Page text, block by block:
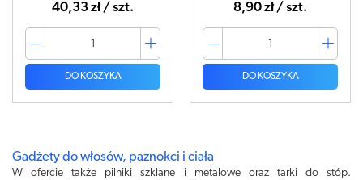
40,33 zł / szt.
DO KOSZYKA
8,90 zł / szt.
DO KOSZYKA
Gadżety do włosów, paznokci i ciała
W ofercie także pilniki szklane i metalowe oraz tarki do stóp.